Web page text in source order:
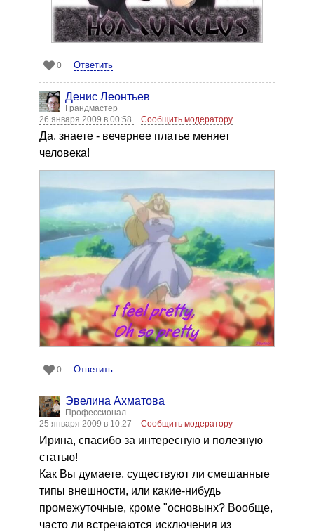
0 Ответить
Денис Леонтьев
Грандмастер
26 января 2009 в 00:58
Сообщить модератору
Да, знаете - вечернее платье меняет
человека!
0 Ответить
Эвелина Ахматова
Профессионал
25 января 2009 в 10:27
Сообщить модератору
Ирина, спасибо за интересную и полезную
статью!
Как Вы думаете, существуют ли смешанные
типы внешности, или какие-нибудь
промежуточные, кроме "основынх? Вообще,
часто ли встречаются исключения из